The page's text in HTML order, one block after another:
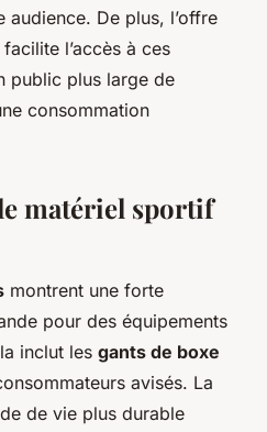
De plus, l’offre
l’accès à ces
public plus large de
consommation
matériel sportif
montrent une forte
pour des équipements
inclut les gants de boxe
avisés. La
de vie plus durable